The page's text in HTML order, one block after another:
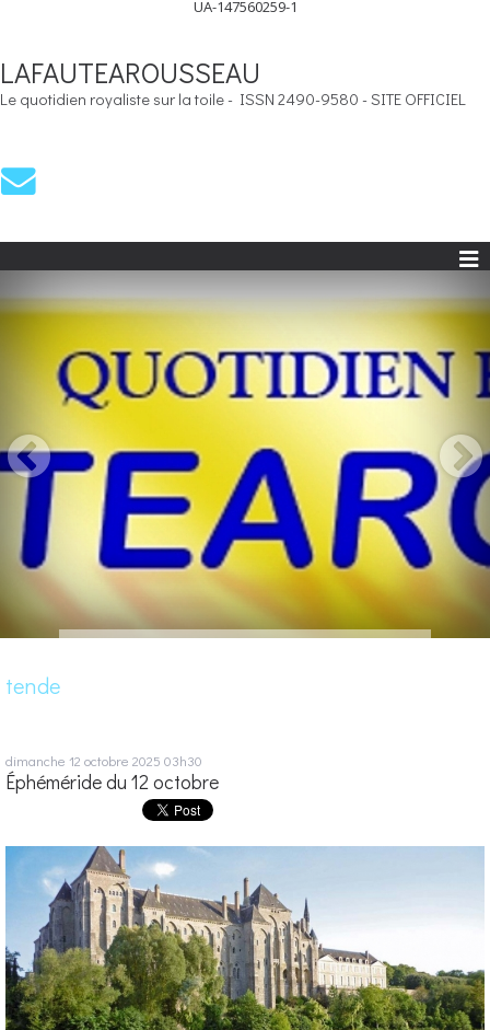
UA-147560259-1
LAFAUTEAROUSSEAU
Le quotidien royaliste sur la toile - ISSN 2490-9580 - SITE OFFICIEL
tende
dimanche 12 octobre 2025 03h30
Éphéméride du 12 octobre